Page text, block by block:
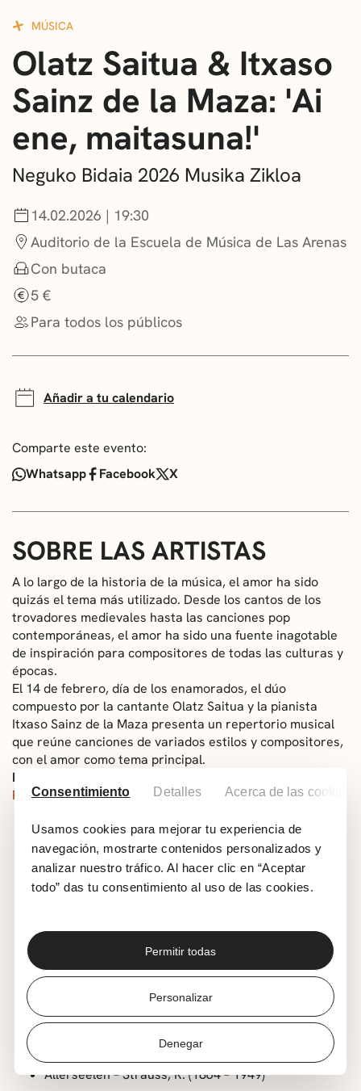
Consentimiento Detalles Acerca de las cookies
Usamos cookies para mejorar tu experiencia de
navegación, mostrarte contenidos personalizados y
analizar nuestro tráfico. Al hacer clic en “Aceptar
todo” das tu consentimiento al uso de las cookies.
Permitir todas
Personalizar
Denegar
CONVOCATORIAS
NOTICIAS
GETXO KULTURA
ASOCIACIONES CULTURALES
MÚSICA
Olatz Saitua & Itxaso
Sainz de la Maza: 'Ai
ene, maitasuna!'
Neguko Bidaia 2026 Musika Zikloa
14.02.2026 | 19:30
Auditorio de la Escuela de Música de Las Arenas
Con butaca
5 €
Para todos los públicos
Añadir a tu calendario
Comparte este evento:
Whatsapp
Facebook X
SOBRE LAS ARTISTAS
A lo largo de la historia de la música, el amor ha sido
quizás el tema más utilizado. Desde los cantos de los
trovadores medievales hasta las canciones pop
contemporáneas, el amor ha sido una fuente inagotable
de inspiración para compositores de todas las culturas y
épocas.
El 14 de febrero, día de los enamorados, el dúo
compuesto por la cantante Olatz Saitua y la pianista
Itxaso Sainz de la Maza presenta un repertorio musical
que reúne canciones de variados estilos y compositores,
con el amor como tema principal.
Programa
Parte I
Sebben crudele– Caldara, A. (1670 – 1736)
Se tu m’ami– Pergolesi, GB. (1710 – 1736)
– Händel, G.F. (1685 – 1759)
Dans un bois solitaire – Mozart, W.A. (1756-1791)
Das Veilchen
– Brahms, J. (1883 – 1897)
Allerseelen– Strauss, R. (1864 – 1949)